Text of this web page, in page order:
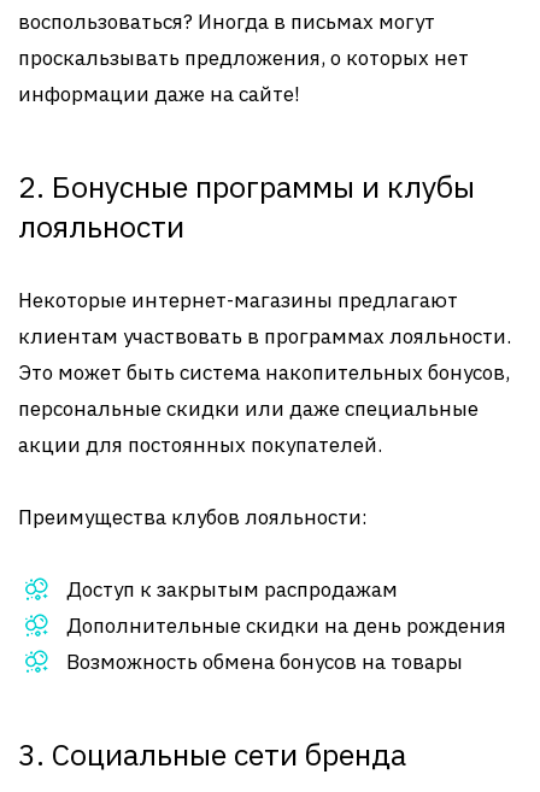
воспользоваться? Иногда в письмах могут
проскальзывать предложения, о которых нет
информации даже на сайте!
2. Бонусные программы и клубы
лояльности
Некоторые интернет-магазины предлагают
клиентам участвовать в программах лояльности.
Это может быть система накопительных бонусов,
персональные скидки или даже специальные
акции для постоянных покупателей.
Преимущества клубов лояльности:
Доступ к закрытым распродажам
Дополнительные скидки на день рождения
Возможность обмена бонусов на товары
3. Социальные сети бренда